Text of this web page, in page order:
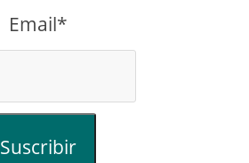
Email*
Suscribir